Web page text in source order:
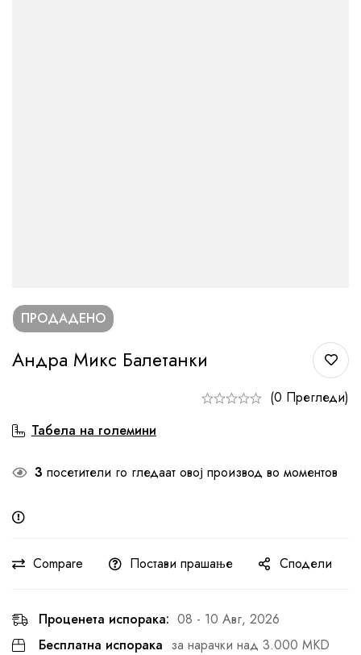
ПРОДАДЕНО
Андра Микс Балетанки
(0 Прегледи)
Табела на големини
3 посетители го гледаат овој производ во моментов
Compare Постави прашање Сподели
Проценета испорака: 08 - 10 Авг, 2026
Бесплатна испорака за нарачки над 3.000 MKD